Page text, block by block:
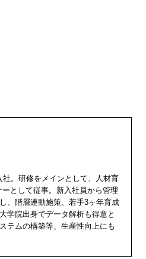
。研修をメインとして、人材育
として従事。新入社員から管理
、階層連動施策、若手3ヶ年育成
学院出身でデータ解析も得意と
テムの構築等、生産性向上にも